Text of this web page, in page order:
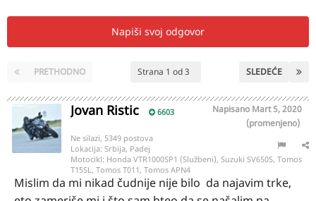
Napiši svoj odgovor
PRETHODNO SLEDEĆE
Strana 1 od 3
Jovan Ristic 6603 Napisano Mart 5, 2020
(promenjeno)
Ne silazi, 5349 postova
Lokacija: Srbija, Padej
Motocikl: Honda VTR1000SP1 (Službeni), Suzuki SV650S, Tomos
T15SL, Tomos T011, Tomos APN4
Mislim da mi nikad čudnije nije bilo da najavim trke,